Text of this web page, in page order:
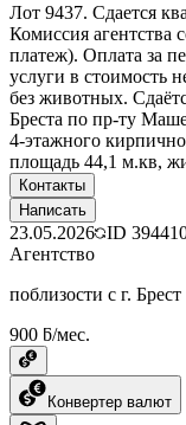
Лот 9437. Сдается
Комиссия агентства
платеж). Оплата за
услуги в стоимость
без животных.
Бреста по пр-ту
4-этажного
площадь 44,1 м.кв,
Контакты
Написать
23.05.2026 ID
Агентство
поблизости с г. Брест
900 ƃ/мес.
Конвертер валют